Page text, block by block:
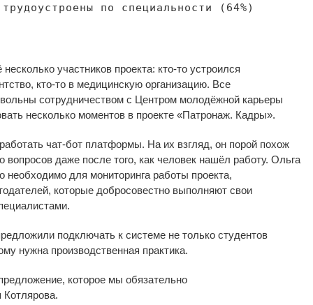
по
специальности (64%)
участников проекта: кто-то устроился
, кто-то в медицинскую организацию. Все
сотрудничеством с Центром молодёжной карьеры
несколько моментов в проекте «Патронаж. Кадры».
чат-бот платформы. На их взгляд, он порой похож
вопросов даже после того, как человек нашёл работу. Ольга
необходимо для мониторинга работы проекта,
которые добросовестно выполняют свои
подключать к системе не только студентов
нужна производственная практика.
которое мы обязательно